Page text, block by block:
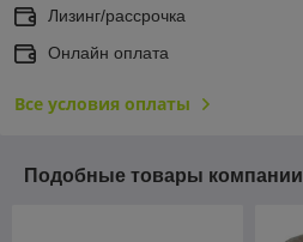
Лизинг/рассрочка
Онлайн оплата
Все условия оплаты
Подобные товары компании